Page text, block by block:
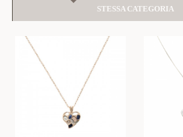
STESSA CATEGORIA